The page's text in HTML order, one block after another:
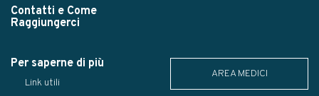
Contatti e Come
Raggiungerci
Per saperne di più
Link utili
AREA MEDICI